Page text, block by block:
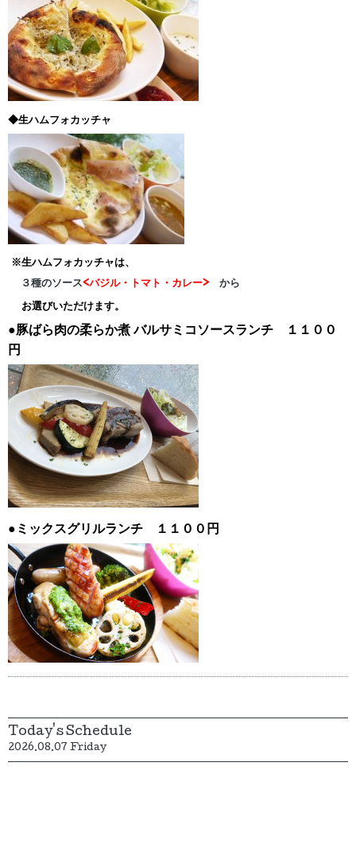
◆生ハムフォカッチャ
※生ハムフォカッチャは、
３種のソース<バジル・トマト・カレー> から
お選びいただけます。
●豚ばら肉の柔らか煮バルサミコソースランチ １１００
円
●ミックスグリルランチ １１００円
Today's Schedule
2026.08.07 Friday